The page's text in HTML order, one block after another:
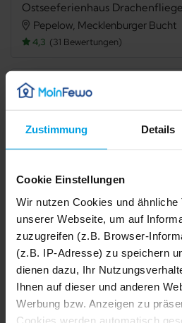
Zustimmung Details
Cookie Einstellungen
Wir nutzen Cookies und ähnliche
unserer Webseite, um auf
zuzugreifen (z.B. Browser-
(z.B. IP-Adresse) zu speichern
dienen dazu, Ihr
Ihnen auf dieser und anderen
Werbung bzw. Anzeigen zu
Cookies werden automatisch
Pepelow, Mecklenburger Bucht
4,3 31 Bewertungen
Balkon
Gefriermöglichkeit
Haustiere nicht erlaubt
Fahrradabstellraum
E-Auto Ladestation
1/41
2/41